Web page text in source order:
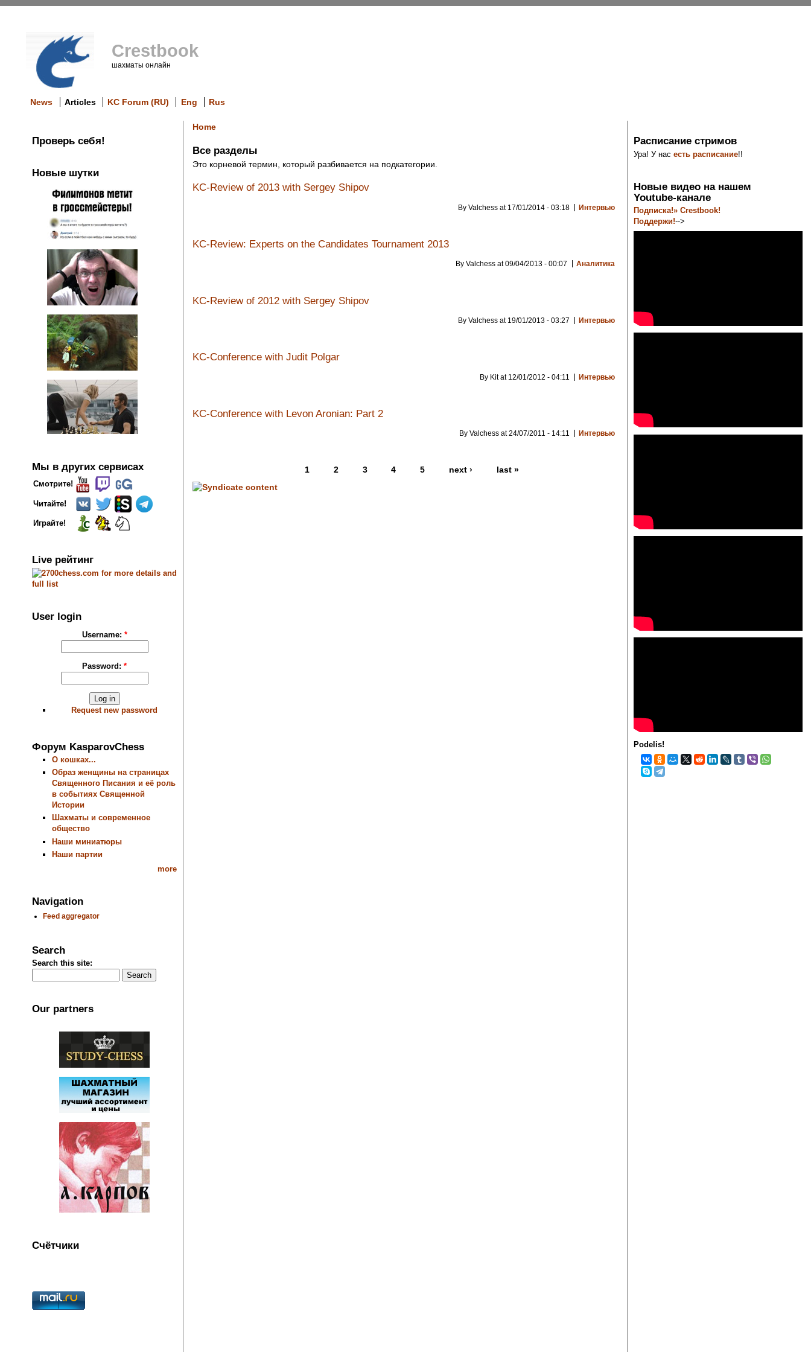
Crestbook
шахматы онлайн
News Articles KC Forum (RU) Eng Rus
Проверь себя!
Новые шутки
Мы в других сервисах
Смотрите!
Читайте!
Играйте!
Live рейтинг
User login
Username: *
Password:*
Request new password
Форум KasparovChess
О кошках...
Образ женщины на страницах
Священного Писания и её роль
в событиях Священной
Истории
Шахматы и современное
общество
Наши миниатюры
Наши партии
more
Navigation
Feed aggregator
Search
Search this site:
Our partners
Счётчики
Home
Все разделы
Это корневой термин, который разбивается на подкатегории.
KC-Review of 2013 with Sergey Shipov
By Valchess at 17/01/2014 - 03:18 Интервью
KC-Review: Experts on the Candidates Tournament 2013
By Valchess at 09/04/2013 - 00:07 Аналитика
KC-Review of 2012 with Sergey Shipov
By Valchess at 19/01/2013 - 03:27 Интервью
KC-Conference with Judit Polgar
By Kit at 12/01/2012 - 04:11 Интервью
KC-Conference with Levon Aronian: Part 2
By Valchess at 24/07/2011 - 14:11 Интервью
1 2 3 4 5 next › last »
Расписание стримов
Ура! У насесть расписание!!
Новые видео на нашем
Youtube-канале
Подписка!» Crestbook!
Поддержи!-->
Podelis!